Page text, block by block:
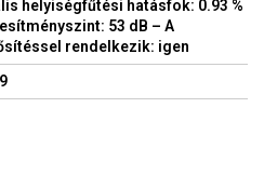
helyiségfűtési hatásfok: 0.93 %
53 dB – A
rendelkezik: igen